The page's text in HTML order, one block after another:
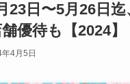
23日〜5月26日
優待も【2024】
4月5日